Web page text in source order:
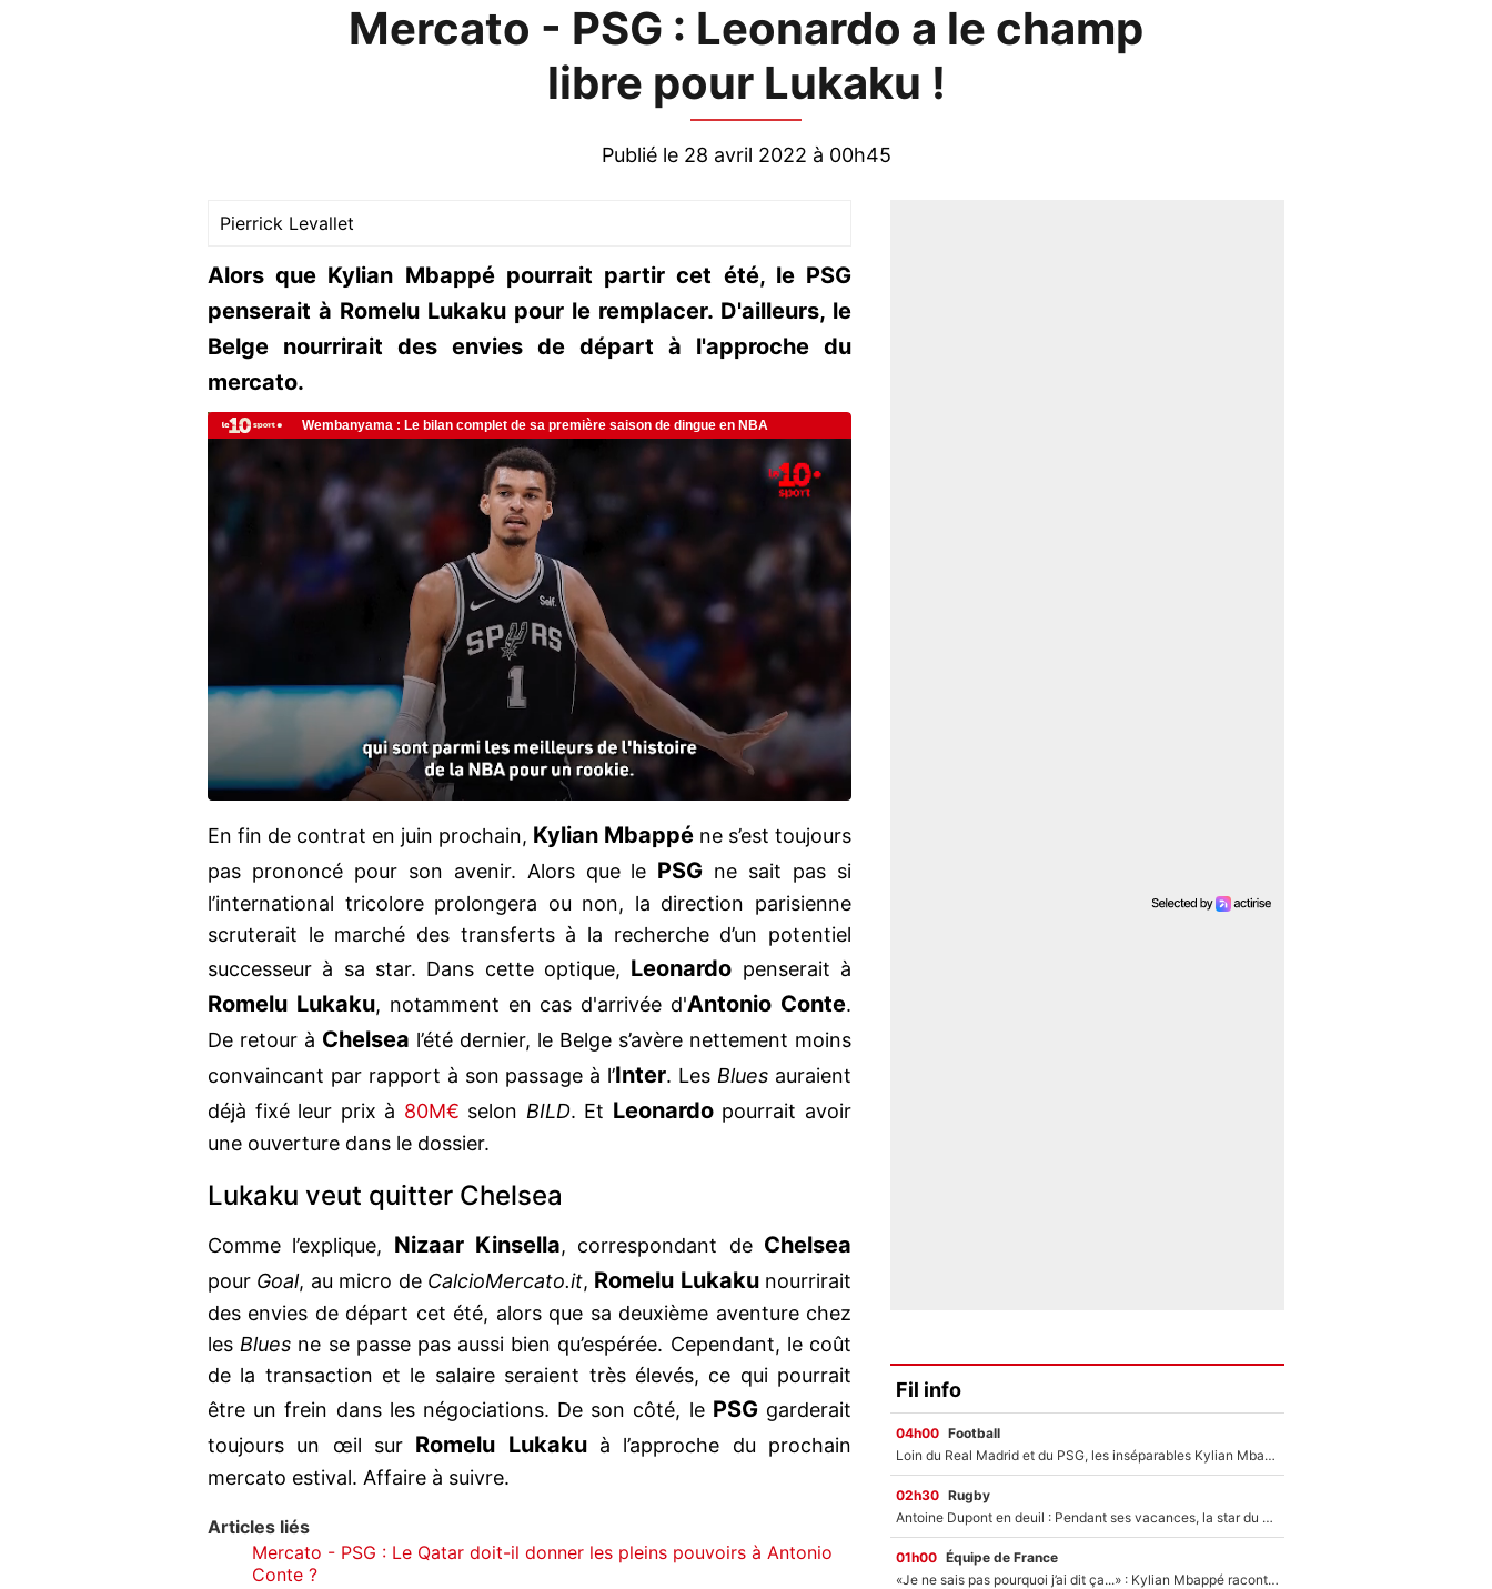
Mercato - PSG : Leonardo a le champ
libre pour Lukaku !
Publié le 28 avril 2022 à 00h45
Pierrick Levallet
Alors que Kylian Mbappé pourrait partir cet été, le PSG
penserait à Romelu Lukaku pour le remplacer. D'ailleurs, le
Belge nourrirait des envies de départ à l'approche du
mercato.
En fin de contrat en juin prochain, Kylian Mbappé ne s’est toujours
pas prononcé pour son avenir. Alors que le PSG ne sait pas si
l’international tricolore prolongera ou non, la direction parisienne
scruterait le marché des transferts à la recherche d’un potentiel
successeur à sa star. Dans cette optique, Leonardo penserait à
Romelu Lukaku, notamment en cas d'arrivée d'Antonio Conte.
De retour à Chelsea l’été dernier, le Belge s’avère nettement moins
convaincant par rapport à son passage à l’Inter. LesBlues auraient
déjà fixé leur prix à 80M€ selon BILD. Et Leonardopourrait avoir
une ouverture dans le dossier.
Lukaku veut quitter Chelsea
Comme l’explique, Nizaar Kinsella, correspondant de Chelsea
pour Goal, au micro de CalcioMercato.it, Romelu Lukakunourrirait
des envies de départ cet été, alors que sa deuxième aventure chez
lesBlues ne se passe pas aussi bien qu’espérée. Cependant, le coût
de la transaction et le salaire seraient très élevés, ce qui pourrait
être un frein dans les négociations. De son côté, le PSGgarderait
toujours un œil sur Romelu Lukakuà l’approche du prochain
mercato estival. Affaire à suivre.
Articles liés
Mercato - PSG : Le Qatar doit-il donner les pleins pouvoirs à Antonio
Conte ?
Fil info
04h00 Football
Loin du Real Madrid et du PSG, les inséparables Kylian Mbappé et Achraf Hakimi changent d'équipe le temps d'une journée !
02h30 Rugby
Antoine Dupont en deuil : Pendant ses vacances, la star du XV de France a perdu sa grand-mère
01h00 Équipe de France
«Je ne sais pas pourquoi j’ai dit ça...» : Kylian Mbappé raconte sa première rencontre avec Zinédine Zidane (et c’est très drôle)